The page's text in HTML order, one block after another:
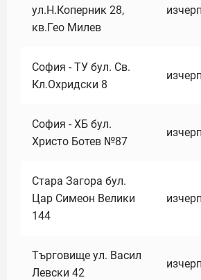
ул.Н.Коперник 28,
кв.Гео Милев
София - ТУ бул. Св.
Кл.Охридски 8
София - ХБ бул.
Христо Ботев №87
Стара Загора бул.
Цар Симеон Велики
144
Търговище ул. Васил
Левски 42